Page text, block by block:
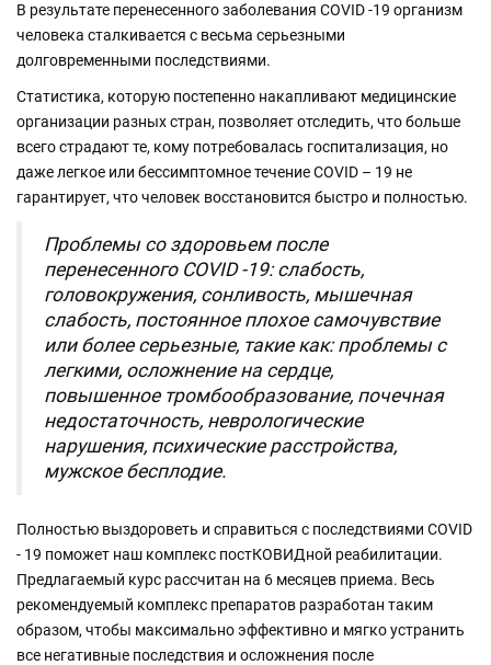
В результате перенесенного заболевания COVID -19 организм
человека сталкивается с весьма серьезными
долговременными последствиями.
Статистика, которую постепенно накапливают медицинские
организации разных стран, позволяет отследить, что больше
всего страдают те, кому потребовалась госпитализация, но
даже легкое или бессимптомное течение COVID – 19 не
гарантирует, что человек восстановится быстро и полностью.
Проблемы со здоровьем после
перенесенного COVID -19: слабость,
головокружения, сонливость, мышечная
слабость, постоянное плохое самочувствие
или более серьезные, такие как: проблемы с
легкими, осложнение на сердце,
повышенное тромбообразование, почечная
недостаточность, неврологические
нарушения, психические расстройства,
мужское бесплодие.
Полностью выздороветь и справиться с последствиями COVID
- 19 поможет наш комплекс постКОВИДной реабилитации.
Предлагаемый курс рассчитан на 6 месяцев приема. Весь
рекомендуемый комплекс препаратов разработан таким
образом, чтобы максимально эффективно и мягко устранить
все негативные последствия и осложнения после